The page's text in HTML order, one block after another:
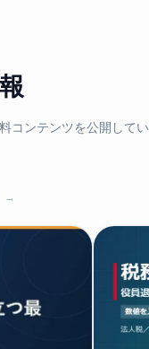
コンテンツを公開してい
→